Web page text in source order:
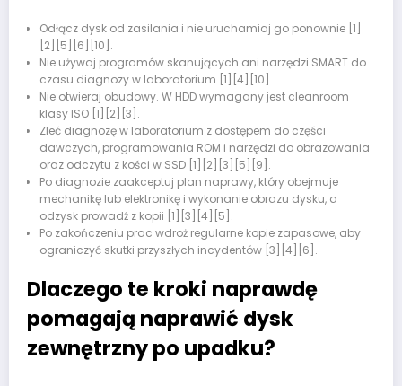
Odłącz dysk od zasilania i nie uruchamiaj go ponownie [1]
[2][5][6][10].
Nie używaj programów skanujących ani narzędzi SMART do
czasu diagnozy w laboratorium [1][4][10].
Nie otwieraj obudowy. W HDD wymagany jest cleanroom
klasy ISO [1][2][3].
Zleć diagnozę w laboratorium z dostępem do części
dawczych, programowania ROM i narzędzi do obrazowania
oraz odczytu z kości w SSD [1][2][3][5][9].
Po diagnozie zaakceptuj plan naprawy, który obejmuje
mechanikę lub elektronikę i wykonanie obrazu dysku, a
odzysk prowadź z kopii [1][3][4][5].
Po zakończeniu prac wdroż regularne kopie zapasowe, aby
ograniczyć skutki przyszłych incydentów [3][4][6].
Dlaczego te kroki naprawdę
pomagają naprawić dysk
zewnętrzny po upadku?